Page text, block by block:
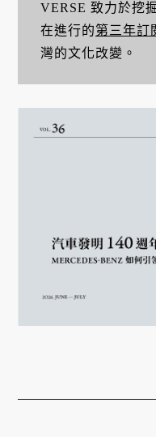
VERSE 致力於挖
在進行的第三年訂
灣的文化改變。